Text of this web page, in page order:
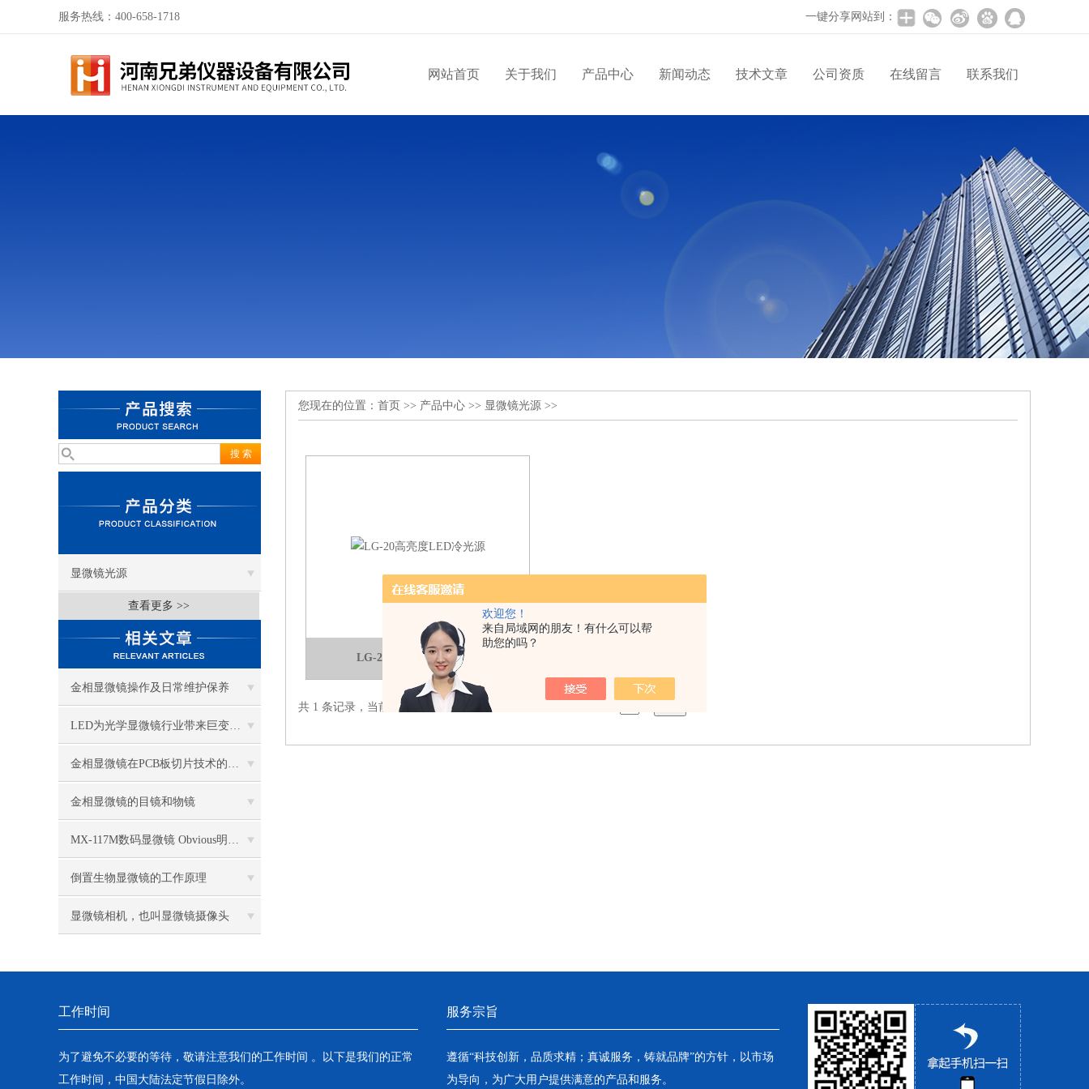
欢迎您！
来自局域网的朋友！有什么可以帮
助您的吗？
服务热线：400-658-1718 一键分享网站到：
网站首页 关于我们 产品中心 新闻动态 技术文章 公司资质 在线留言 联系我们
显微镜光源
查看更多 >>
金相显微镜操作及日常维护保养
LED为光学显微镜行业带来巨变 优势比传统卤素更明显
金相显微镜在PCB板切片技术的过程控制中的作用
金相显微镜的目镜和物镜
MX-117M数码显微镜 Obvious明显品牌值得推荐
倒置生物显微镜的工作原理
显微镜相机，也叫显微镜摄像头
您现在的位置： 首页 >> 产品中心 >> 显微镜光源 >>
LG-20高亮度LED冷光源
共 1 条记录，当前 1 / 1 页 首页 上一页 下一页 末页 跳转到第
工作时间
为了避免不必要的等待，敬请注意我们的工作时间 。以下是我们的正常
工作时间，中国大陆法定节假日除外。
服务宗旨
遵循“科技创新，品质求精；真诚服务，铸就品牌”的方针，以市场
为导向，为广大用户提供满意的产品和服务。